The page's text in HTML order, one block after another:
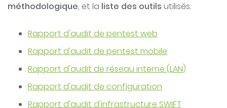
méthodologique, et la liste des outils utilisés.
Rapport d'audit de pentest web
Rapport d'audit de pentest mobile
Rapport d'audit de réseau interne (LAN)
Rapport d'audit de configuration
Rapport d'audit d'infrastructure SWIFT